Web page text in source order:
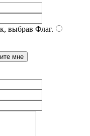
выбрав Флаг.